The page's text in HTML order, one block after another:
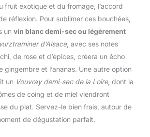
fruit exotique et du fromage, l’accord
réflexion. Pour sublimer ces bouchées,
un vin blanc demi-sec ou légèrement
d’Alsace, avec ses notes
de rose et d’épices, créera un écho
gingembre et l’ananas. Une autre option
un Vouvray demi-sec de la Loire, dont la
de coing et de miel viendront
du plat. Servez-le bien frais, autour de
de dégustation parfait.